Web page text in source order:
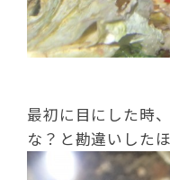
最初に目にした時
な？と勘違いした